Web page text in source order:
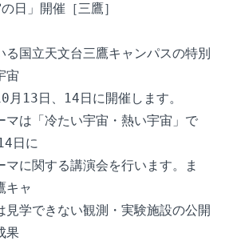
日」開催［三鷹］
国立天文台三鷹キャンパスの特別
宙
月13日、14日に開催します。
は「冷たい宇宙・熱い宇宙」で
日に
マに関する講演会を行います。ま
キャ
見学できない観測・実験施設の公開
果